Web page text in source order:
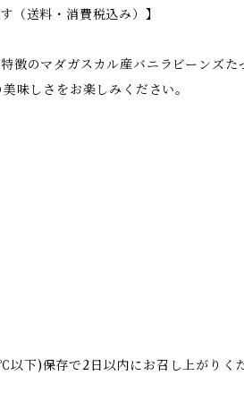
（送料・消費税込み）】
徴のマダガスカル産バニラビーンズた
味しさをお楽しみください。
下)保存で2日以内にお召し上がりくだ